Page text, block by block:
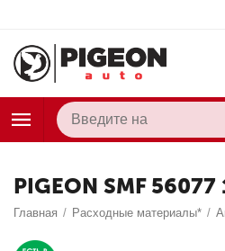
PIGEON SMF
Главная / Расходные материалы* /